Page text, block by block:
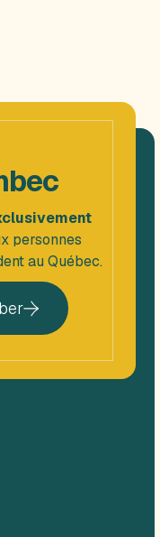
personnes
au Québec.